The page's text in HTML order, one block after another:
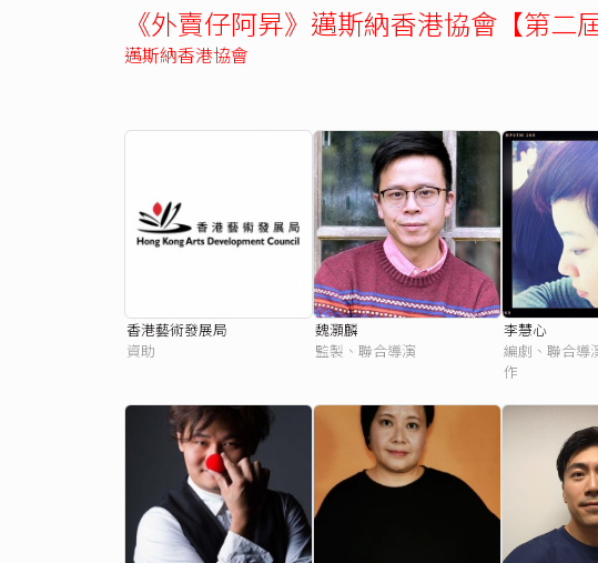
《外賣仔阿昇》邁斯納香港協會【第二
邁斯納香港協會
香港藝術發展局
資助
魏灝麟
監製、聯合導演
李慧心
編劇、聯合導
作